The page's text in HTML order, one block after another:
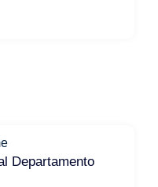
Departamento